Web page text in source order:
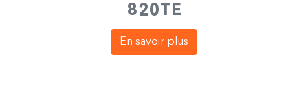
820TE
En savoir plus